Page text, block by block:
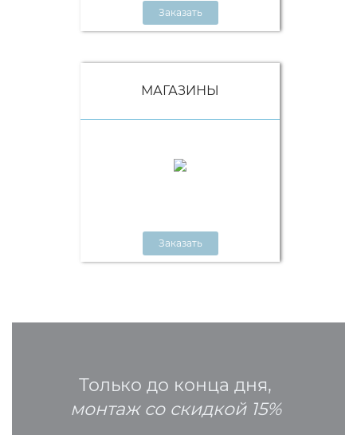
Заказать
МАГАЗИНЫ
Заказать
Только до конца дня,
монтаж со скидкой 15%